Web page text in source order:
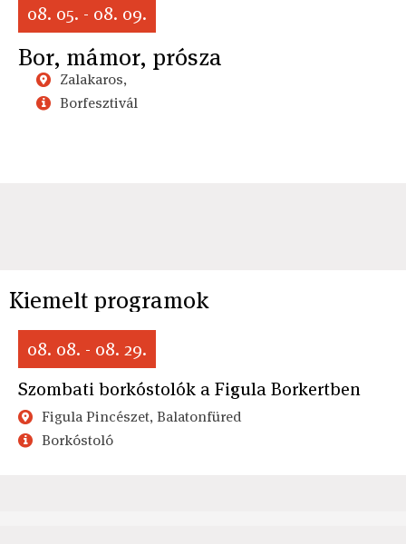
08. 05. - 08. 09.
Bor, mámor, prósza
Zalakaros,
Borfesztivál
Kiemelt programok
08. 08. - 08. 29.
Szombati borkóstolók a Figula Borkertben
Figula Pincészet, Balatonfüred
Borkóstoló